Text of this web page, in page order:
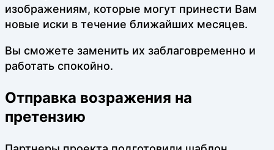
изображениям, которые могут принести Вам
новые иски в течение ближайших месяцев.
Вы сможете заменить их заблаговременно и
работать спокойно.
Отправка возражения на
претензию